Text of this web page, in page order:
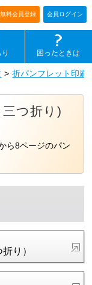
トプリントベストプリ
無料会員登録 会員ログイン
困ったときは
折パンフレット印刷
つ折り)
ら8ページのパン
り）